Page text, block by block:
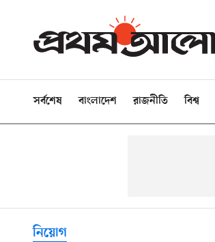
সর্বশেষ বাংলাদেশ রাজনীতি বিশ্ব
নিয়োগ